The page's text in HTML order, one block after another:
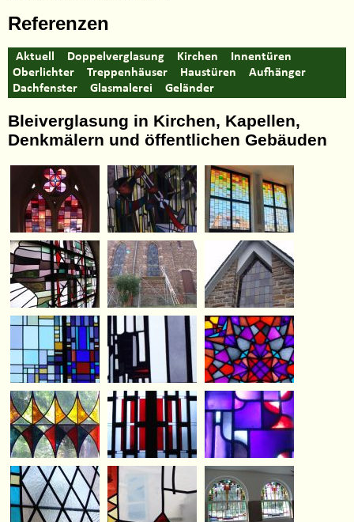
Referenzen
Aktuell Doppelverglasung Kirchen
Innentüren
Oberlichter
Treppenhäuser Haustüren
Aufhänger
Dachfenster
Glasmalerei Geländer
Bleiverglasung in Kirchen, Kapellen,
Denkmälern und öffentlichen Gebäuden